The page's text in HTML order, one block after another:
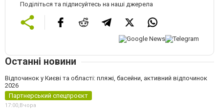
Поділіться та підписуйтесь на наші джерела
Останні новини
Відпочинок у Києві та області: пляжі, басейни, активний відпочинок
2026
Партнерський спецпроєкт
17:00, Вчора